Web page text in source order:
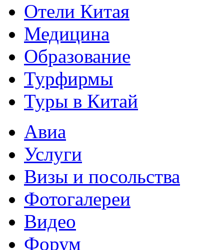
Отели Китая
Медицина
Образование
Турфирмы
Туры в Китай
Авиа
Услуги
Визы и посольства
Фотогалереи
Видео
Форум